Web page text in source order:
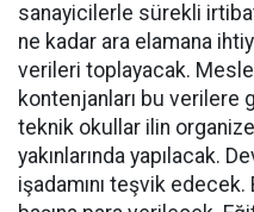
sanayicilerle sürekli
ne kadar ara elamana
verileri toplayacak.
kontenjanları bu
teknik okullar ilin
yakınlarında yapılacak.
işadamını teşvik